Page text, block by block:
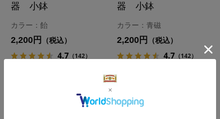
器 小鉢
カラー：飴
2,200円 （税込）
4.7 （142）
器 小鉢
カラー：青磁
2,200円 （税込）
4.7 （142）